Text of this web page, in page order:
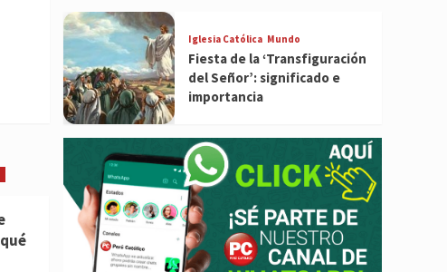
Iglesia Católica Mundo
Fiesta de la ‘Transfiguración
del Señor’: significado e
importancia